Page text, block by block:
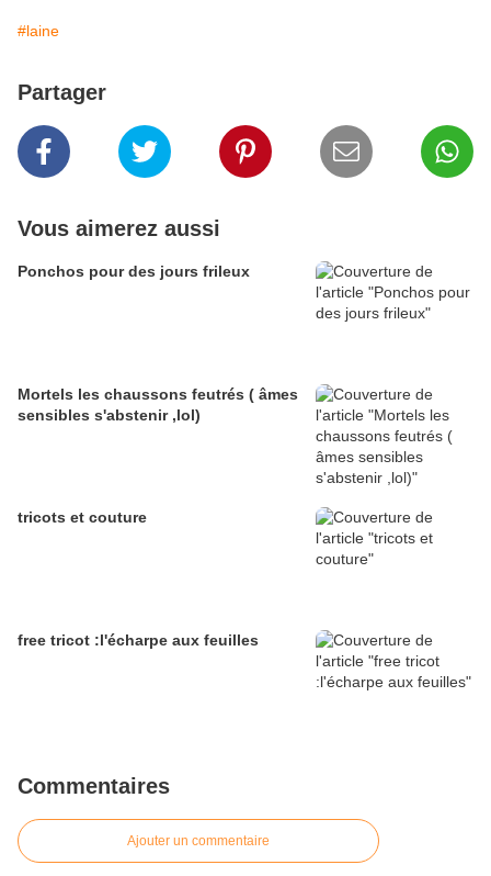
#laine
Partager
Vous aimerez aussi
Ponchos pour des jours frileux
Mortels les chaussons feutrés ( âmes
sensibles s'abstenir ,lol)
tricots et couture
free tricot :l'écharpe aux feuilles
Commentaires
Ajouter un commentaire